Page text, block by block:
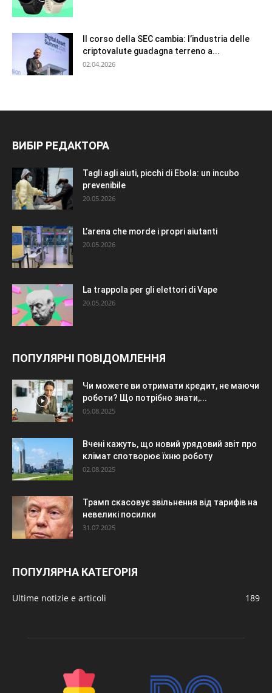
Il corso della SEC cambia: l’industria delle
criptovalute guadagna terreno a...
02.04.2026
ВИБІР РЕДАКТОРА
Tagli agli aiuti, picchi di Ebola: un incubo
prevenibile
20.05.2026
L’arena che morde i propri aiutanti
20.05.2026
La trappola per gli elettori di Vape
20.05.2026
ПОПУЛЯРНІ ПОВІДОМЛЕННЯ
Чи можете ви отримати кредит, не маючи
роботи? Що потрібно знати,...
05.08.2025
Вчені кажуть, що новий урядовий звіт про
клімат спотворює їхню роботу
02.08.2025
Трамп скасовує звільнення від тарифів на
невеликі посилки
31.07.2025
ПОПУЛЯРНА КАТЕГОРІЯ
Ultime notizie e articoli 189